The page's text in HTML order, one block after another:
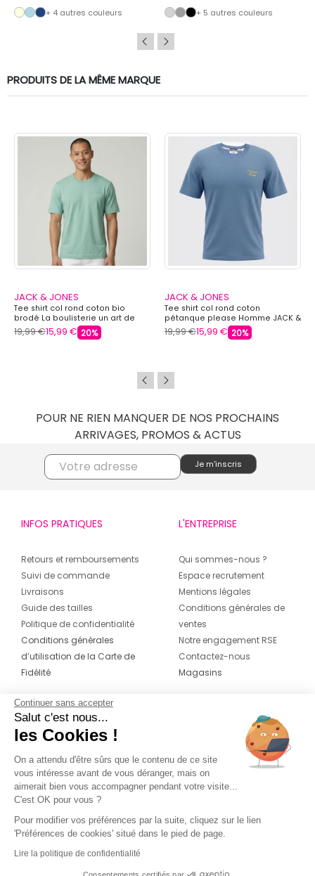
+ 4 autres couleurs
+ 5 autres couleurs
PRODUITS DE LA MÊME MARQUE
JACK & JONES
Tee shirt col rond coton bio
brodé La boulisterie un art de
vivre Homme JACK & JONES
19,99 €15,99 € 20%
JACK & JONES
Tee shirt col rond coton
pétanque please Homme JACK &
JONES
19,99 €15,99 € 20%
POUR NE RIEN MANQUER DE NOS PROCHAINS
ARRIVAGES, PROMOS & ACTUS
INFOS PRATIQUES
Retours et remboursements
Suivi de commande
Livraisons
Guide des tailles
Politique de confidentialité
Conditions générales
d’utilisation de la Carte de
Fidélité
L'ENTREPRISE
Qui sommes-nous ?
Espace recrutement
Mentions légales
Conditions générales de
ventes
Notre engagement RSE
Contactez-nous
Magasins
CONTACT
04 42 20 78 42
Du lundi au jeudi de 8h30 à 16h30 & le
vendredi de 8h30 à 15h30
Continuer sans accepter
Salut c'est nous...
les Cookies !
On a attendu d'être sûrs que le contenu de ce site
vous intéresse avant de vous déranger, mais on
aimerait bien vous accompagner pendant votre visite...
C'est OK pour vous ?
Pour modifier vos préférences par la suite, cliquez sur le lien
'Préférences de cookies' situé dans le pied de page.
Lire la politique de confidentialité
Consentements certifiés par